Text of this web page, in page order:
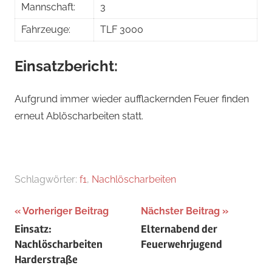
Mannschaft:
3
Fahrzeuge:
TLF 3000
Einsatzbericht:
Aufgrund immer wieder aufflackernden Feuer finden
erneut Ablöscharbeiten statt.
Schlagwörter: f1, Nachlöscharbeiten
Beitragsnavigation
Vorheriger Beitrag
Einsatz:
Nachlöscharbeiten
Harderstraße
Nächster Beitrag
Elternabend der
Feuerwehrjugend